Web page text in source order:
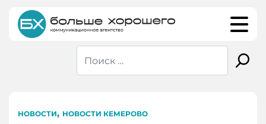
content
НОВОСТИ, НОВОСТИ КЕМЕРОВО